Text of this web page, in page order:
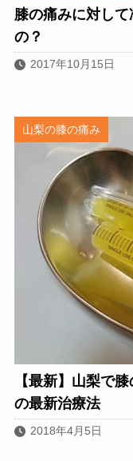
膝の痛みに対し
の？
2017年10月15日
山梨の膝の痛み
【最新】山梨で
の最新治療法
2018年4月5日